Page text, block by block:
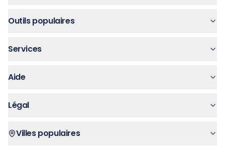
Outils populaires
Services
Aide
Légal
Villes populaires